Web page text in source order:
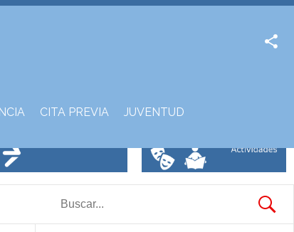
CITA PREVIA JUVENTUD